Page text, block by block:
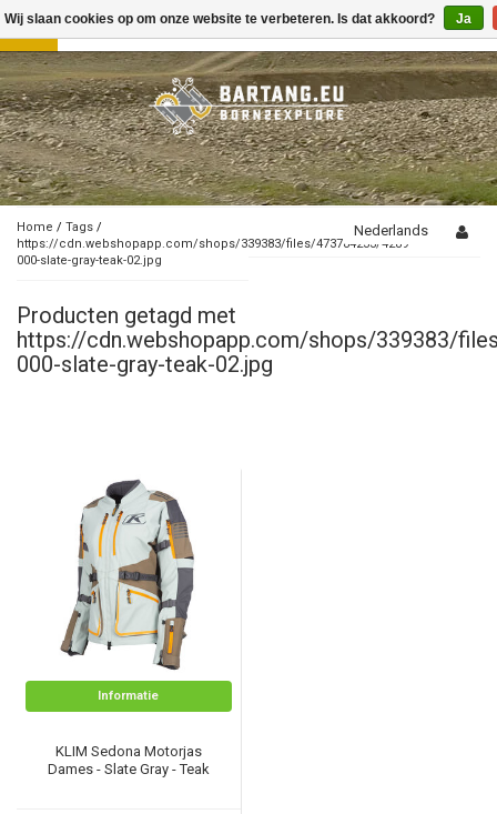
Toggle
navigation
Home / Tags /
https://cdn.webshopapp.com/shops/339383/files/473784233/4289-
000-slate-gray-teak-02.jpg
Nederlands
Producten getagd met
https://cdn.webshopapp.com/shops/339383/
000-slate-gray-teak-02.jpg
Informatie
KLIM Sedona Motorjas
Dames - Slate Gray - Teak
Wij slaan cookies op om onze website te verbeteren. Is dat akkoord? Ja